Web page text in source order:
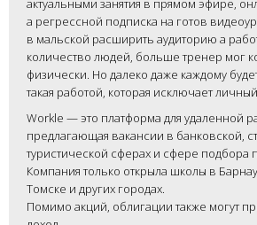
актуальными занятия в прямом эфире,
а регрессной подписка на готов
в мальской расширить аудиторию а
количество людей, больше тренер мог
физически. Но далеко даже каждому
такая работой, которая исключает
Workle — это платформа для удаленной
предлагающая вакансии в банковской,
туристической сферах и сфере подбора
Компания только открыла школы в
Томске и других городах.
Помимо акций, облигации также могут